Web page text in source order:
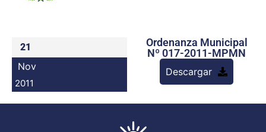
Transparencia
Seguridad
21
Nov
2011
Ordenanza Municipal
Nº 017-2011-MPMN
Descargar